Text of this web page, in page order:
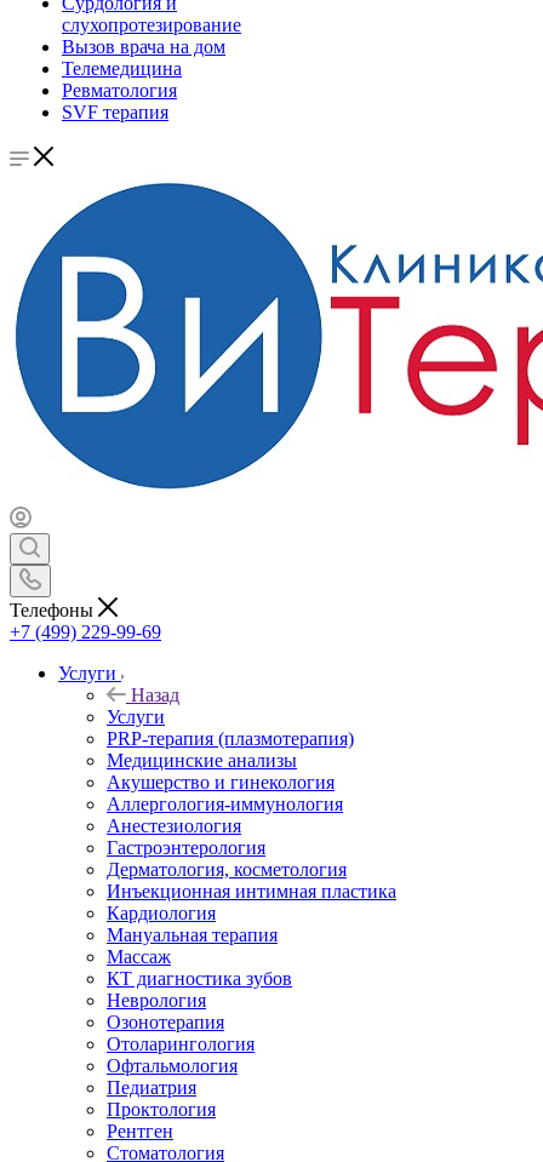
слухопротезирование
Вызов врача на дом
Телемедицина
Ревматология
SVF терапия
Телефоны
+7 (499) 229-99-69
Услуги
Назад
Услуги
PRP-терапия (плазмотерапия)
Медицинские анализы
Акушерство и гинекология
Аллергология-иммунология
Анестезиология
Гастроэнтерология
Дерматология, косметология
Инъекционная интимная пластика
Кардиология
Мануальная терапия
Массаж
КТ диагностика зубов
Неврология
Озонотерапия
Отоларингология
Офтальмология
Педиатрия
Проктология
Рентген
Стоматология